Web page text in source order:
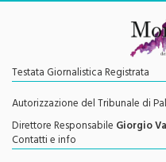
Testata Giornalistica Registrata
Autorizzazione del Tribunale di
Direttore Responsabile Giorgio
Contatti e info